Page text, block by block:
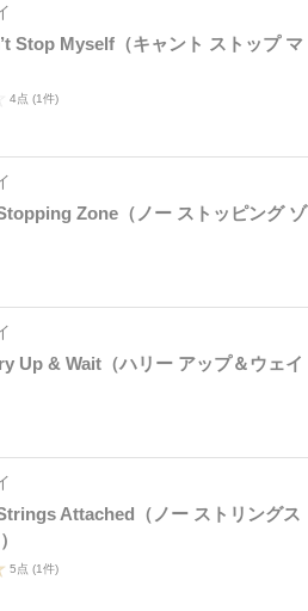
Stop Myself（キャント ストップ マ
4点 (1件)
Zone（ノー ストッピング ゾ
Up & Wait（ハリー アップ＆ウェイ
Attached（ノー ストリングス
5点 (1件)